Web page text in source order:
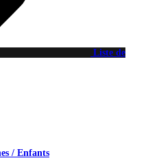
Liste de
/ Enfants